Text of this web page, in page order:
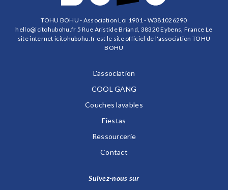
TOHU BOHU - Association Loi 1901 - W381026290
hello@icitohubohu.fr 5 Rue Aristide Briand, 38320 Eybens, France Le
site internet icitohubohu.fr est le site officiel de l'association TOHU
BOHU
L'association
COOL GANG
Couches lavables
Fiestas
Ressourcerie
Contact
Suivez-nous sur